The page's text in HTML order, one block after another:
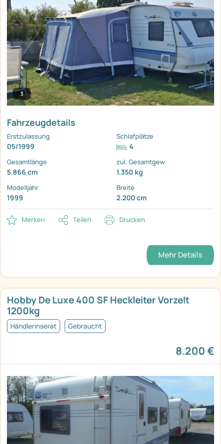
3
Fahrzeugdetails
Erstzulassung
05/1999
Schlafplätze
4
Gesamtlänge
5.866 cm
zul. Gesamtgew.
1.350 kg
Modelljahr
1999
Breite
2.200 cm
Merken Teilen Drucken
Mehr Details
Hobby De Luxe 400 SF Heckleiter Vorzelt
1200kg
Händlerinserat Gebraucht
8.200 €